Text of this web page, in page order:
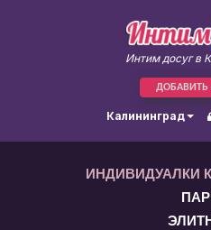
Интим досуг в
ДОБАВИТЬ
Калининград
ИНДИВИДУАЛКИ